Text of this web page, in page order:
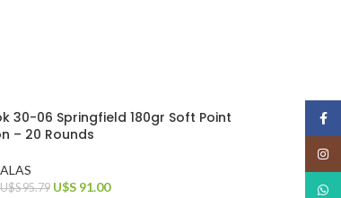
30-06 Springfield 180gr Soft Point
– 20 Rounds
U$S95.79 U$S 91.00